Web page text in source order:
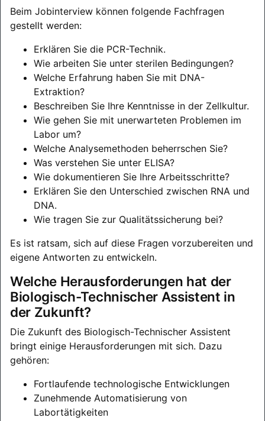
Beim Jobinterview können folgende Fachfragen
gestellt werden:
Erklären Sie die PCR-Technik.
Wie arbeiten Sie unter sterilen Bedingungen?
Welche Erfahrung haben Sie mit DNA-
Extraktion?
Beschreiben Sie Ihre Kenntnisse in der Zellkultur.
Wie gehen Sie mit unerwarteten Problemen im
Labor um?
Welche Analysemethoden beherrschen Sie?
Was verstehen Sie unter ELISA?
Wie dokumentieren Sie Ihre Arbeitsschritte?
Erklären Sie den Unterschied zwischen RNA und
DNA.
Wie tragen Sie zur Qualitätssicherung bei?
Es ist ratsam, sich auf diese Fragen vorzubereiten und
eigene Antworten zu entwickeln.
Welche Herausforderungen hat der
Biologisch-Technischer Assistent in
der Zukunft?
Die Zukunft des Biologisch-Technischer Assistent
bringt einige Herausforderungen mit sich. Dazu
gehören:
Fortlaufende technologische Entwicklungen
Zunehmende Automatisierung von
Labortätigkeiten